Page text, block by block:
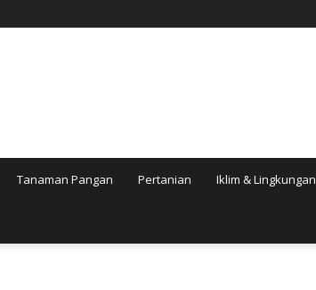
Tanaman Pangan Pertanian Iklim & Lingkungan